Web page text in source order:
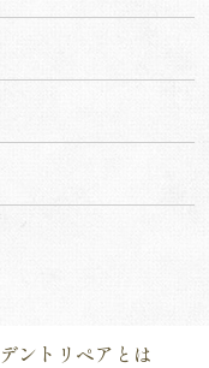
デントリペアとは